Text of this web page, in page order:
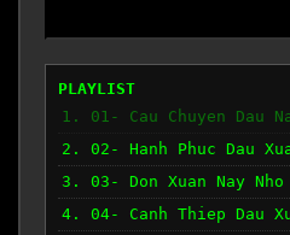
PLAYLIST
1. 01- Cau Chuyen Dau
2. 02- Hanh Phuc Dau
3. 03- Don Xuan Nay Nho
4. 04- Canh Thiep Dau